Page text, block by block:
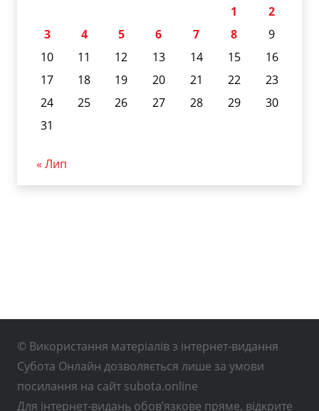
1
2
3
4 5 6 7 8
9
10
11 12 13 14 15
16
17
18 19 20 21 22
23
24
25 26 27 28 29
30
31
« Лип
© Використання матеріалів з інтернет-видання
Субота Онлайн дозволяється лише за умови
посилання на сайт subota.online
Для інтернет-видань обов’язкове пряме, відкрите